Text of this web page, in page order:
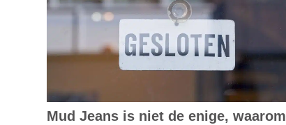
Mud Jeans is niet de enige, waarom